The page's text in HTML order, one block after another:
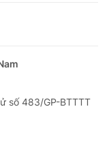
số 483/GP-BTTTT